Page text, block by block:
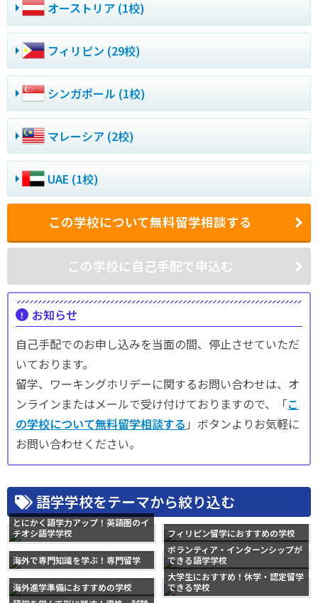
オーストリア (1校)
フィリピン (29校)
シンガポール (1校)
マレーシア (2校)
UAE (1校)
この学校について無料留学相談する
この学校に自己手配で申込む
お知らせ
自己手配でのお申し込みを当面の間、停止させていただ
いております。
留学、ワーキングホリデーに関するお問い合わせは、オ
ンラインまたはメールで受け付けておりますので、「こ
の学校について無料留学相談する 」ボタンよりお気軽に
お問い合わせください。
語学学校をテーマから絞り込む
とにかく語学力アップ！英語圏のイ
チオシ語学学校
フィリピン留学におすすめの学校
海外で専門知識を学ぶ！専門留学
ボランティア・インターンシップが
できる語学学校
海外進学準備におすすめの学校
大学生におすすめ！休学・認定留学
できる学校